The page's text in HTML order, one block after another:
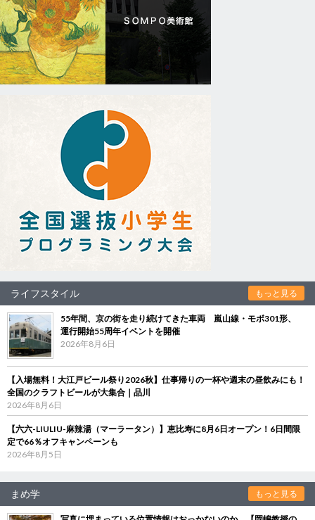
ライフスタイル もっと見る
55年間、京の街を走り続けてきた車両 嵐山線・モボ301形、
運行開始55周年イベントを開催
2026年8月6日
【入場無料！大江戸ビール祭り2026秋】仕事帰りの一杯や週末の昼飲みにも！
全国のクラフトビールが大集合｜品川
2026年8月6日
【六六-LIULIU-麻辣湯（マーラータン）】恵比寿に8月6日オープン！6日間限
定で66％オフキャンペーンも
2026年8月5日
まめ学 もっと見る